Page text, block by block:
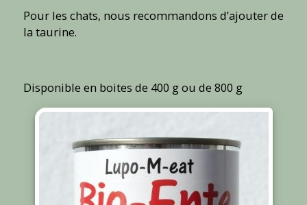
Pour les chats, nous recommandons d’ajouter de
la taurine.
Disponible en boites de 400 g ou de 800 g